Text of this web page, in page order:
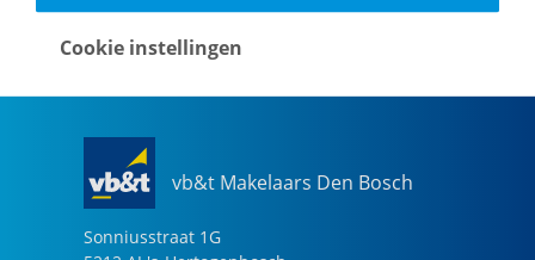
vb&t Makelaars Den Bosch
Sonniusstraat 1G
Cookie instellingen